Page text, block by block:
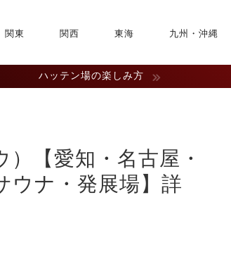
関東 関西 東海 九州・沖縄
ハッテン場の楽しみ方
）【愛知・名古屋・
ウナ・発展場】詳